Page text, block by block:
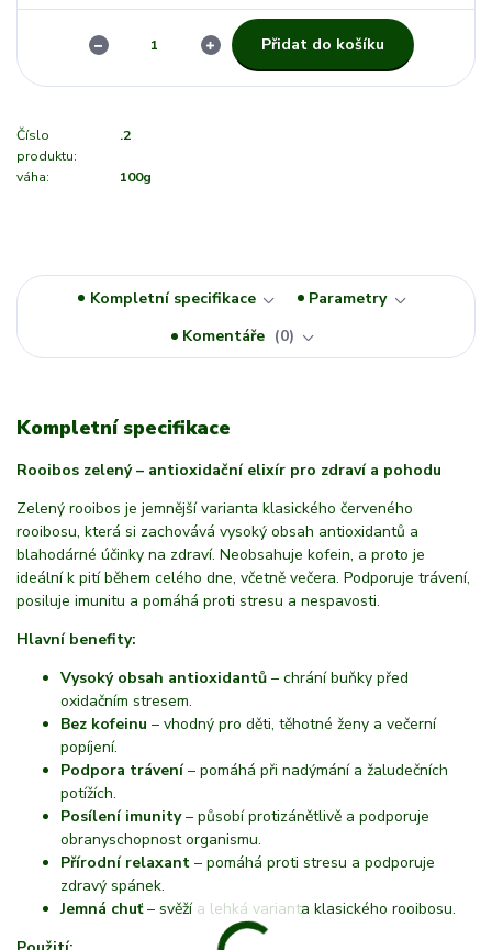
Přidat do košíku
Číslo
produktu:
.2
váha: 100g
Kompletní specifikace
Parametry
Komentáře
0
Kompletní specifikace
Rooibos zelený – antioxidační elixír pro zdraví a pohodu
Zelený rooibos je jemnější varianta klasického červeného
rooibosu, která si zachovává vysoký obsah antioxidantů a
blahodárné účinky na zdraví. Neobsahuje kofein, a proto je
ideální k pití během celého dne, včetně večera. Podporuje trávení,
posiluje imunitu a pomáhá proti stresu a nespavosti.
Hlavní benefity:
Vysoký obsah antioxidantů – chrání buňky před
oxidačním stresem.
Bez kofeinu – vhodný pro děti, těhotné ženy a večerní
popíjení.
Podpora trávení– pomáhá při nadýmání a žaludečních
potížích.
Posílení imunity– působí protizánětlivě a podporuje
obranyschopnost organismu.
Přírodní relaxant – pomáhá proti stresu a podporuje
zdravý spánek.
Jemná chuť– svěží a lehká varianta klasického rooibosu.